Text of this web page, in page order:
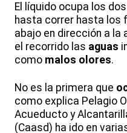
El líquido ocupa los
hasta correr hasta los
abajo en dirección a la
el recorrido las aguas
como malos olores.
No es la primera que
como explica Pelagio
Acueducto y
(Caasd) ha ido en